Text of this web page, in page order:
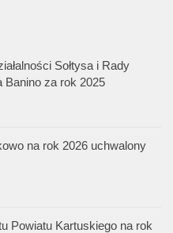
Sołtysa i Rady
Banino za rok 2025
na rok 2026 uchwalony
Powiatu Kartuskiego na rok